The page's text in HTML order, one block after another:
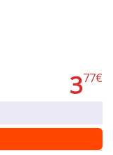
377€